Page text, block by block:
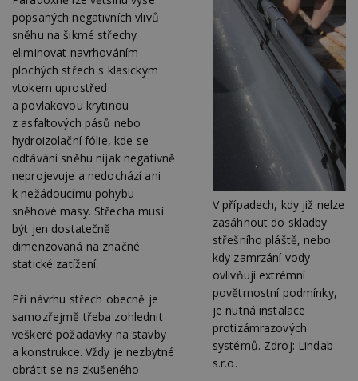
V případech, kdy již nelze
zasáhnout do skladby
střešního pláště, nebo
kdy zamrzání vody
ovlivňují extrémní
povětrnostní podmínky,
je nutná instalace
protizámrazových
systémů. Zdroj: Lindab
s.r.o.
popsaných negativních vlivů
sněhu na šikmé střechy
eliminovat navrhováním
plochých střech s klasickým
vtokem uprostřed
a povlakovou krytinou
z asfaltových pásů nebo
hydroizolační fólie, kde se
odtávání sněhu nijak negativně
neprojevuje a nedochází ani
k nežádoucímu pohybu
sněhové masy. Střecha musí
být jen dostatečně
dimenzovaná na značné
statické zatížení.
Při návrhu střech obecně je
samozřejmě třeba zohlednit
veškeré požadavky na stavby
a konstrukce. Vždy je nezbytné
obrátit se na zkušeného
Funkční soubory
Nezařazené soubory
Nezbytně nutné soubory cookie umožňují základní
funkce webových stránek, jako je přihlášení
uživatele a správa účtu. Webové stránky nelze bez
nezbytně nutných souborů cookie správně
používat.
Název
Provider
Doména
Vyprší
_hjIncludedInPageviewSample
Hotjar Ltd
www.estav.cz
2
minuty
_dc_gtm_UA-53599847-1
.estav.cz
sekund